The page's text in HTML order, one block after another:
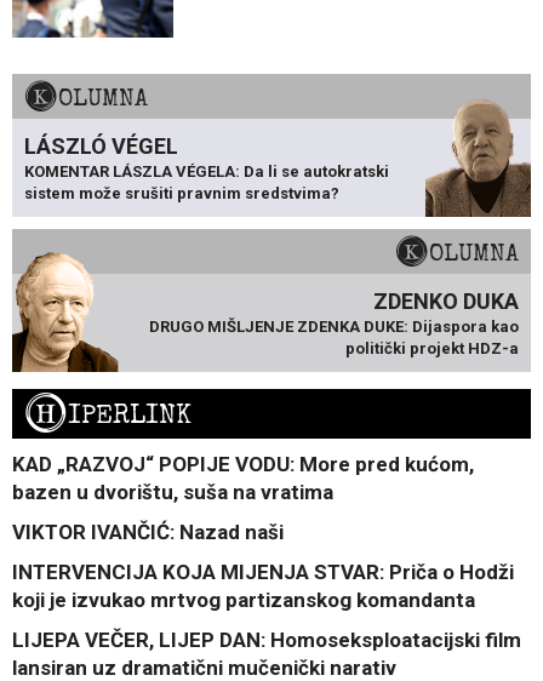
KOLUMNA
LÁSZLÓ VÉGEL
KOMENTAR LÁSZLA VÉGELA: Da li se autokratski
sistem može srušiti pravnim sredstvima?
KOLUMNA
ZDENKO DUKA
DRUGO MIŠLJENJE ZDENKA DUKE: Dijaspora kao
politički projekt HDZ-a
HIPERLINK
KAD „RAZVOJ“ POPIJE VODU: More pred kućom,
bazen u dvorištu, suša na vratima
VIKTOR IVANČIĆ: Nazad naši
INTERVENCIJA KOJA MIJENJA STVAR: Priča o Hodži
koji je izvukao mrtvog partizanskog komandanta
LIJEPA VEČER, LIJEP DAN: Homoseksploatacijski film
lansiran uz dramatični mučenički narativ